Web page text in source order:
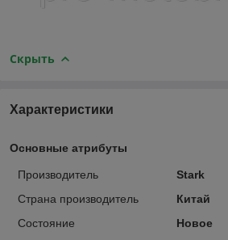
Скрыть
Характеристики
Основные атрибуты
Производитель
Stark
Страна производитель
Китай
Состояние
Новое